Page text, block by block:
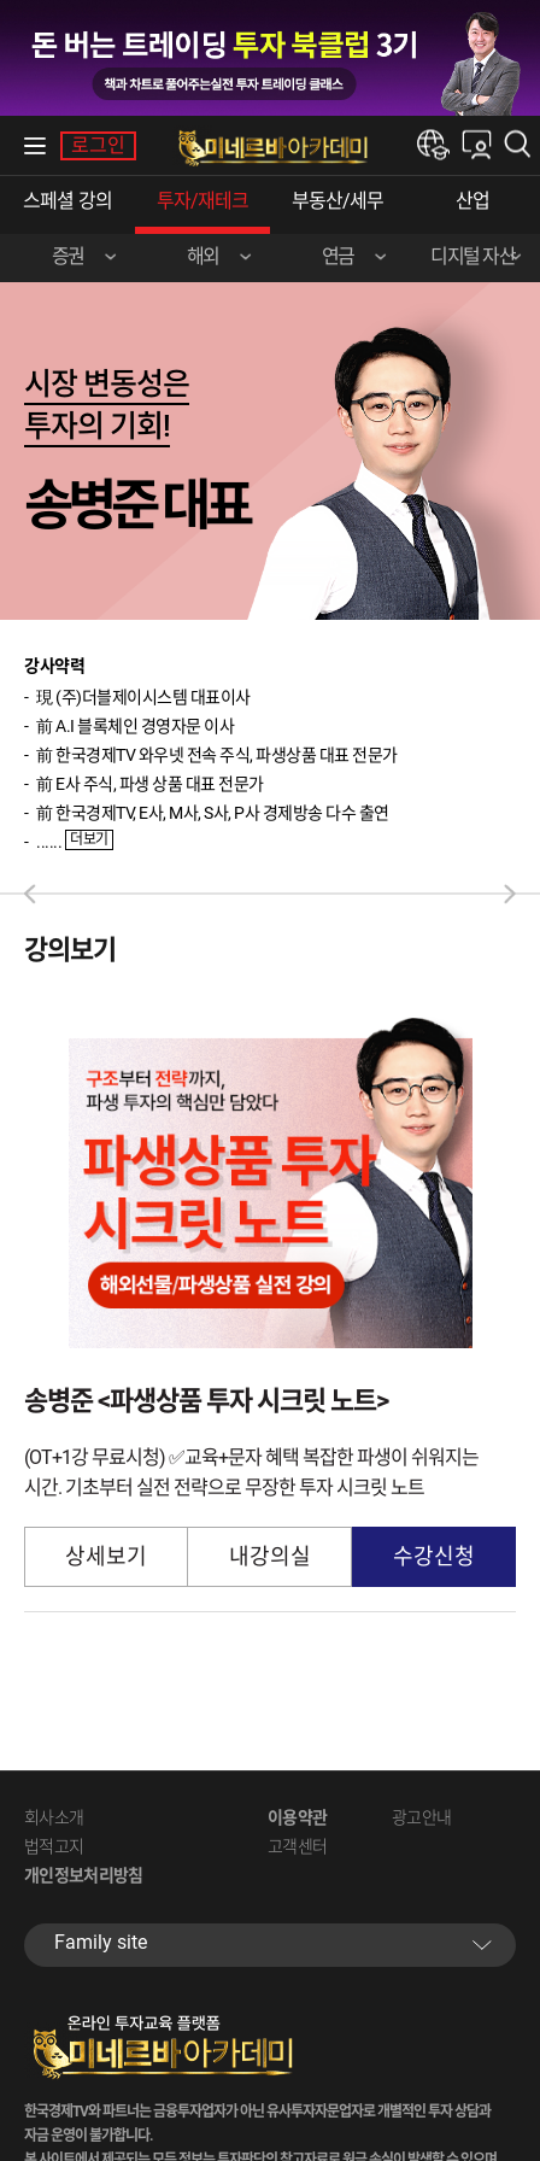
로그인
스페셜 강의 투자/재테크 부동산/세무 산업
한경e아카데미
내강의실
증권
곽영훈 (주식 실전)
이춘광 (주식 입문)
송재경 (주식 입문)
반종민 (주식 입문)
신성호 (ETF 입문)
이진우 (환율)
해외
김선형 (한·미 주식)
연금 디지털 자산
시장 변동성은
투자의 기회!
송병준 대표
강사약력
現 (주)더블제이시스템 대표이사
前 A.I 블록체인 경영자문 이사
前 한국경제TV 와우넷 전속 주식, 파생상품 대표 전문가
前 E사 주식, 파생 상품 대표 전문가
前 한국경제TV, E사, M사, S사, P사 경제방송 다수 출연
...... 더보기
강의보기
송병준 <파생상품 투자 시크릿 노트>
(OT+1강 무료시청) ✅교육+문자 혜택 복잡한 파생이 쉬워지는
시간. 기초부터 실전 전략으로 무장한 투자 시크릿 노트
상세보기 내강의실 수강신청
회사소개
법적고지
개인정보처리방침
이용약관
고객센터
광고안내
Family site
한국경제TV와 파트너는 금융투자업자가 아닌 유사투자자문업자로 개별적인 투자 상담과
자금 운영이 불가합니다.